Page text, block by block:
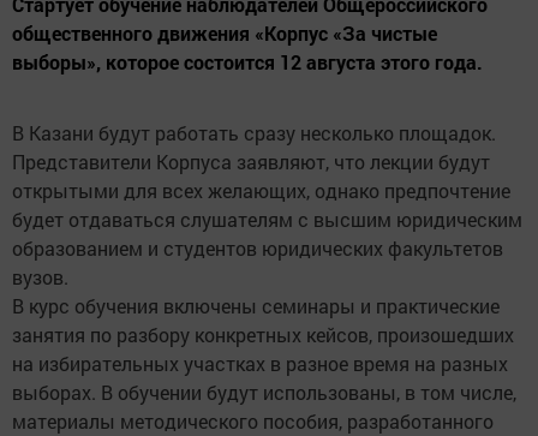
общественного движения «Корпус «За чистые
выборы», которое состоится 12 августа этого года.
В Казани будут работать сразу несколько площадок.
Представители Корпуса заявляют, что лекции будут
открытыми для всех желающих, однако предпочтение
будет отдаваться слушателям с высшим юридическим
образованием и студентов юридических факультетов
вузов.
В курс обучения включены семинары и практические
занятия по разбору конкретных кейсов, произошедших
на избирательных участках в разное время на разных
выборах. В обучении будут использованы, в том числе,
материалы методического пособия, разработанного